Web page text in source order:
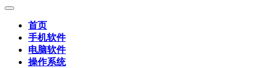
首页
手机软件
电脑软件
操作系统